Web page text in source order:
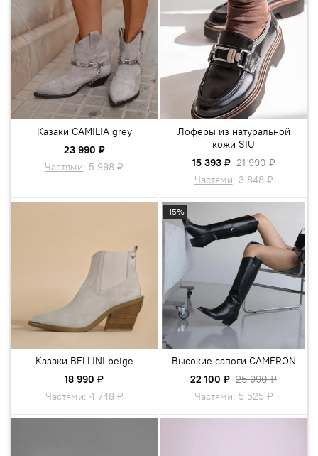
Казаки CAMILIA grey
23 990 ₽
Частями: 5 998 ₽
Лоферы из натуральной
кожи SIU
15 393 ₽ 21 990 ₽
Частями: 3 848 ₽
Казаки BELLINI beige
18 990 ₽
Частями: 4 748 ₽
-15%
Высокие сапоги CAMERON
22 100 ₽ 25 990 ₽
Частями: 5 525 ₽